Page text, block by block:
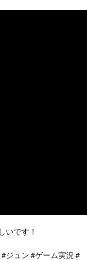
いです！
ジュン #ゲーム実況 #